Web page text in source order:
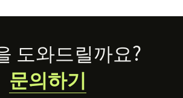
도와드릴까요?
문의하기